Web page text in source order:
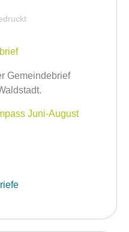
Gemeindebrief
Juni-August